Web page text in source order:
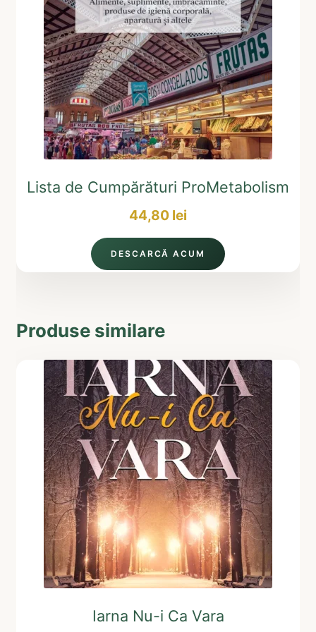
Lista de Cumpărături ProMetabolism
44,80 lei
DESCARCĂ ACUM
Produse similare
Iarna Nu-i Ca Vara